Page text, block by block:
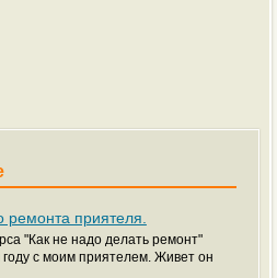
ремонта приятеля.
"Как не надо делать ремонт"
с моим приятелем. Живет он